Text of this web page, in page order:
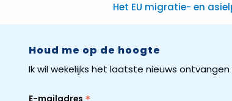
Het EU migratie- en
Houd me op de hoogte
Ik wil wekelijks het laatste nieuws